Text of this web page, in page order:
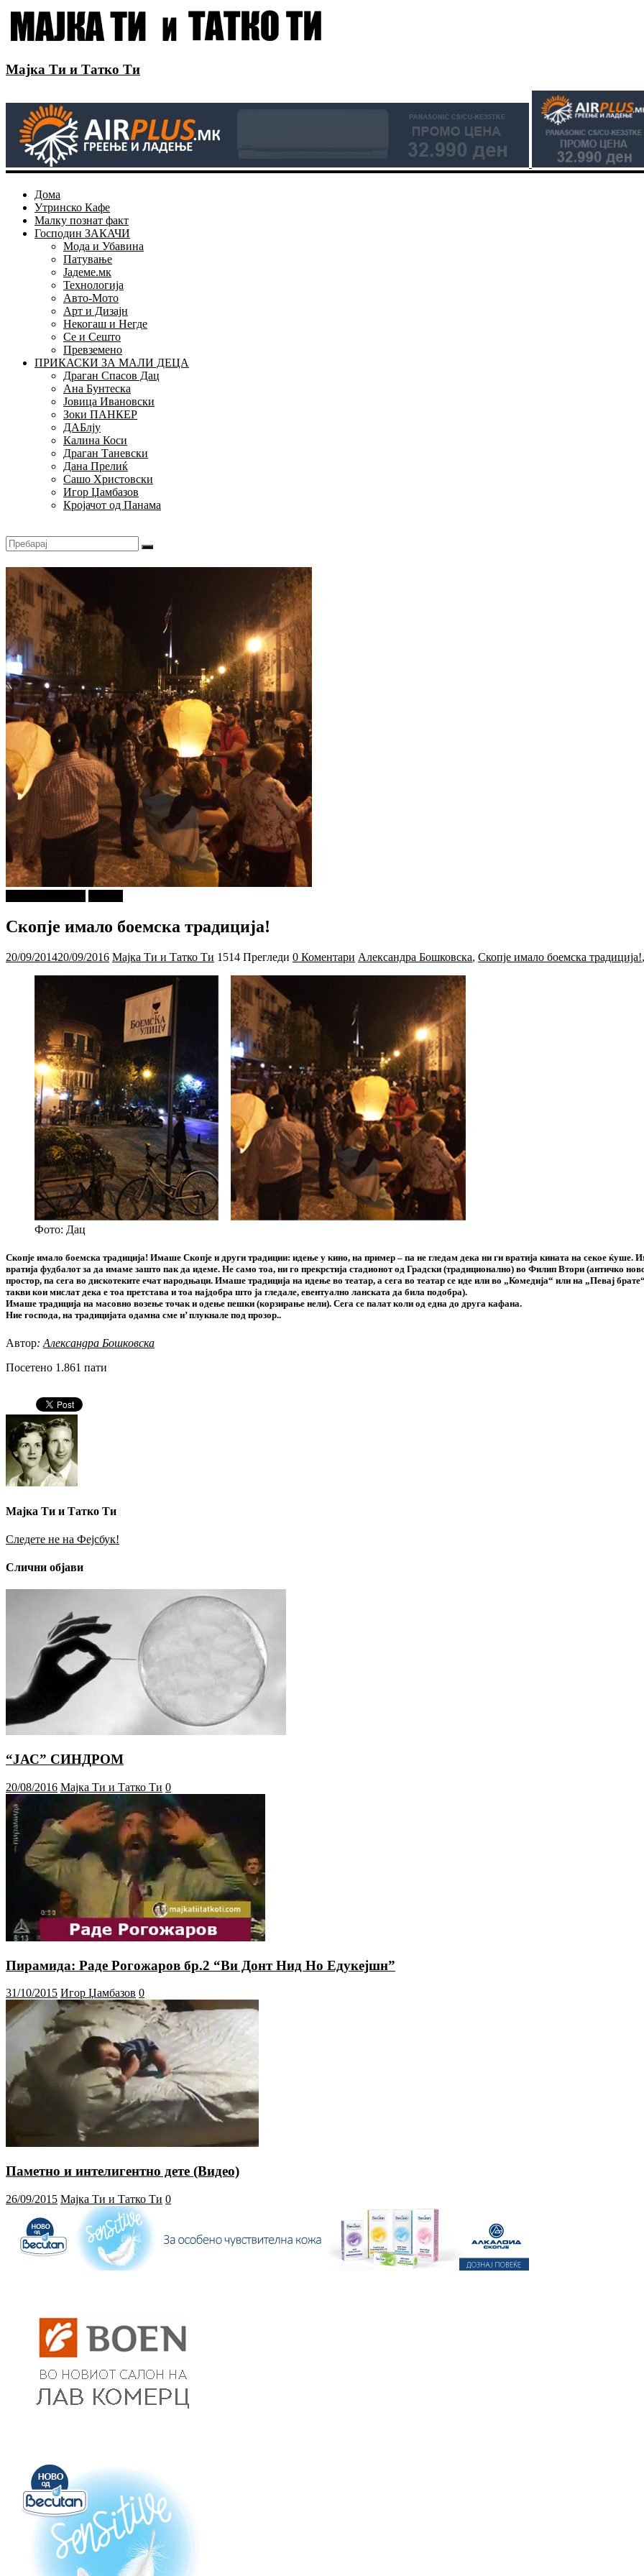
Мајка Ти и Татко Ти
Дома
Утринско Кафе
Малку познат факт
Господин ЗАКАЧИ
Мода и Убавина
Патување
Јадеме.мк
Технологија
Авто-Мото
Арт и Дизајн
Некогаш и Негде
Се и Сешто
Превземено
ПРИКАСКИ ЗА МАЛИ ДЕЦА
Драган Спасов Дац
Ана Бунтеска
Јовица Ивановски
Зоки ПАНКЕР
ДАБлју
Калина Коси
Драган Таневски
Дана Прелиќ
Сашо Христовски
Игор Џамбазов
Кројачот од Панама
Скопје имало боемска традиција!
20/09/201420/09/2016 Мајка Ти и Татко Ти 1514 Прегледи 0 Коментари Александра Бошковска, Скопје имало боемска традиција!,
Фото: Дац
Скопје имало боемска традиција! Имаше Скопје и други традиции: идење у кино, на пример – па не гледам дека ни ги вратија кината на секое ќуше.
вратија фудбалот за да имаме зашто пак да идеме. Не само тоа, ни го прекрстија стадионот од Градски (традиционално) во Филип Втори (античко
простор, па сега во дискотеките ечат народњаци. Имаше традиција на идење во театар, а сега во театар се иде или во „Комедија“ или на „Певај
такви кои мислат дека е тоа претстава и тоа најдобра што ја гледале, евентуално ланската да била подобра).
Имаше традиција на масовно возење точак и одење пешки (корзирање нели). Сега се палат коли од една до друга кафана.
Ние господа, на традицијата одамна сме и’ плукнале под прозор..
Автор: Александра Бошковска
Посетено 1.861 пати
Мајка Ти и Татко Ти
Следете не на Фејсбук!
Слични објави
“ЈАС” СИНДРОМ
20/08/2016 Мајка Ти и Татко Ти 0
Пирамида: Раде Рогожаров бр.2 “Ви Донт Нид Но Едукејшн”
31/10/2015 Игор Џамбазов 0
Паметно и интелигентно дете (Видео)
26/09/2015 Мајка Ти и Татко Ти 0